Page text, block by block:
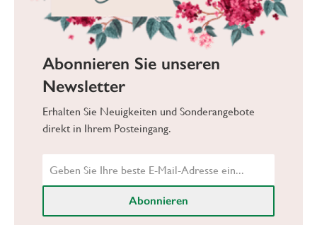
Abonnieren Sie unseren
Newsletter
Erhalten Sie Neuigkeiten und Sonderangebote
direkt in Ihrem Posteingang.